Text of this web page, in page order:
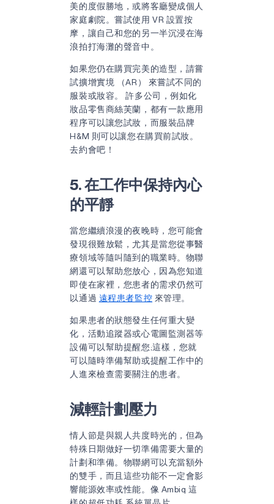
美的度假勝地，或將客廳變成個人
家庭劇院。嘗試使用 VR 設置按
摩，讓自己和您的另一半沉浸在海
浪拍打海灘的聲音中。
如果您仍在購買完美的造型，請嘗
試擴增實境 （AR） 來嘗試不同的
服裝或妝容。 許多公司，例如化
妝品零售商絲芙蘭，都有一款應用
程序可以讓您試妝，而服裝品牌
H&M 則可以讓您在購買前試妝。
去約會吧！
5. 在工作中保持內心
的平靜
當您繼續浪漫的夜晚時，您可能會
發現很難放鬆，尤其是當您從事醫
療領域等隨叫隨到的職業時。物聯
網還可以幫助您放心，因為您知道
即使在家裡，您患者的需求仍然可
以通過 遠程患者監控 來管理。
如果患者的狀態發生任何重大變
化，活動追蹤器或心電圖監測器等
設備可以幫助提醒您;這樣，您就
可以隨時準備幫助或提醒工作中的
人進來檢查需要關注的患者。
減輕計劃壓力
情人節是與親人共度時光的，但為
特殊日期做好一切準備需要大量的
計劃和準備。物聯網可以充當額外
的雙手，而且這些功能不一定會影
響能源效率或性能。像 Ambiq 這